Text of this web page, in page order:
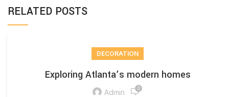
RELATED POSTS
DECORATION
Exploring Atlanta’s modern homes
Admin 0